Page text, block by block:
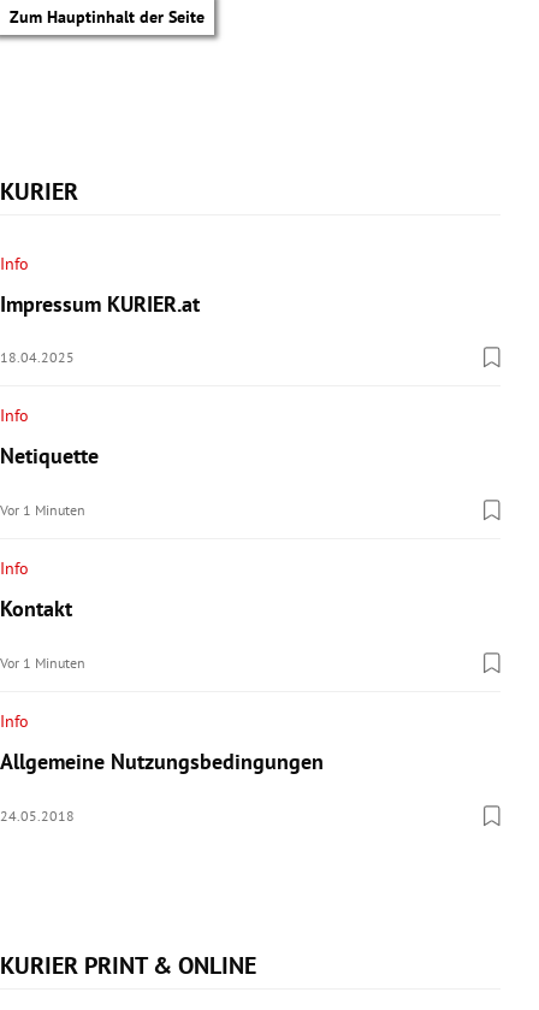
Zum Hauptinhalt der Seite
Untermenü
Untermenü
Untermenü
Untermenü
KURIER
Info
Impressum KURIER.at
18.04.2025
Info
Netiquette
Vor 1 Minuten
Info
Kontakt
Vor 1 Minuten
Info
Allgemeine Nutzungsbedingungen
24.05.2018
KURIER PRINT & ONLINE